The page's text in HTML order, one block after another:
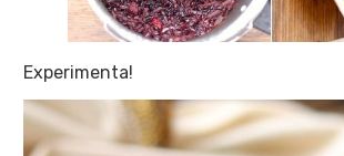
Experimenta!